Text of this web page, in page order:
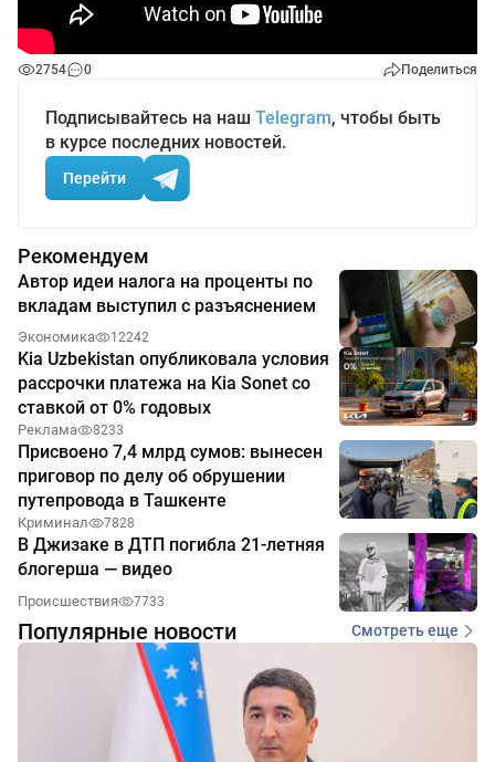
2754 0 Поделиться
Подписывайтесь на наш Telegram, чтобы быть
в курсе последних новостей.
Перейти
Рекомендуем
Автор идеи налога на проценты по
вкладам выступил с разъяснением
Экономика 12242
Kia Uzbekistan опубликовала условия
рассрочки платежа на Kia Sonet со
ставкой от 0% годовых
Реклама 8233
Присвоено 7,4 млрд сумов: вынесен
приговор по делу об обрушении
путепровода в Ташкенте
Криминал 7828
В Джизаке в ДТП погибла 21-летняя
блогерша — видео
Происшествия 7733
Популярные новости Смотреть еще